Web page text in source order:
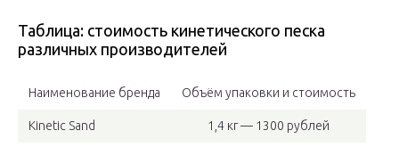
Таблица: стоимость кинетического песка
различных производителей
Наименование бренда Объём упаковки и стоимость
Kinetic Sand 1,4 кг — 1300 рублей